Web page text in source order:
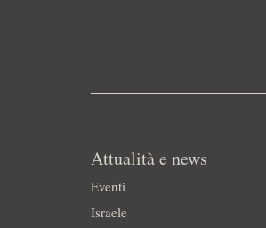
Attualità e news
Eventi
Israele